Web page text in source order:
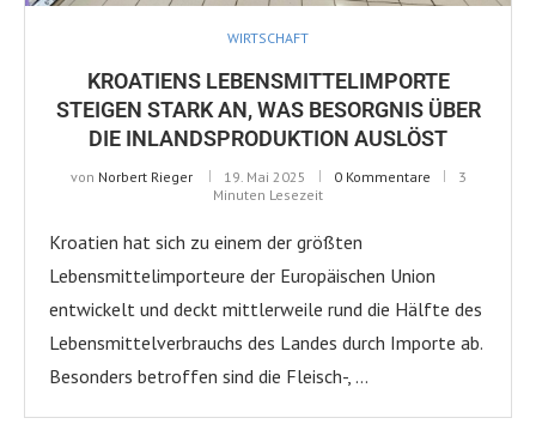
WIRTSCHAFT
KROATIENS LEBENSMITTELIMPORTE
STEIGEN STARK AN, WAS BESORGNIS ÜBER
DIE INLANDSPRODUKTION AUSLÖST
von Norbert Rieger 19. Mai 2025 0 Kommentare
3
Minuten Lesezeit
Kroatien hat sich zu einem der größten
Lebensmittelimporteure der Europäischen Union
entwickelt und deckt mittlerweile rund die Hälfte des
Lebensmittelverbrauchs des Landes durch Importe ab.
Besonders betroffen sind die Fleisch-, …